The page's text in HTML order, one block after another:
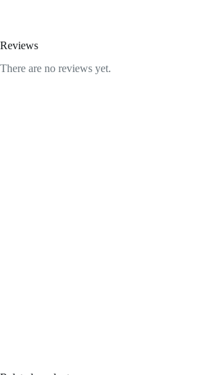
Reviews
There are no reviews yet.